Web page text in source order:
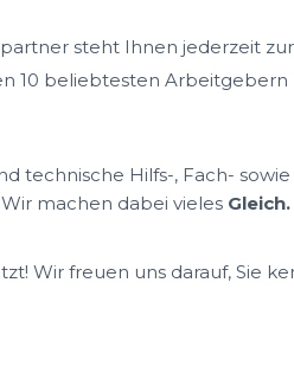
steht Ihnen jederzeit
10 beliebtesten
technische Hilfs-, Fach-
machen dabei vieles
Wir freuen uns darauf, Sie